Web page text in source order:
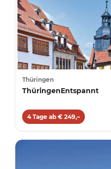
Thüringen
ThüringenEntspannt
4 Tage ab € 249,–